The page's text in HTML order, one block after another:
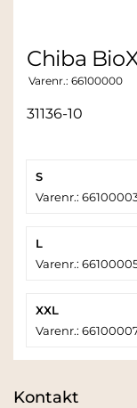
Chiba
Varenr.: 66100000
31136-10
S
Varenr.:
L
Varenr.:
XXL
Varenr.:
Kontakt